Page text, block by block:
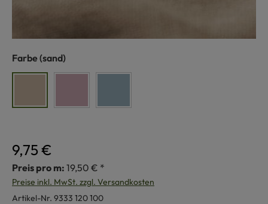
Farbe auswählen
(sand)
9,75 €
Preis pro m: 19,50 € *
Preise inkl. MwSt. zzgl. Versandkosten
Artikel-Nr. 9333 120 100